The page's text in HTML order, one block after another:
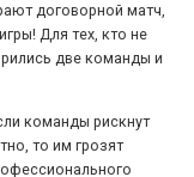
договорной матч,
Для тех, кто не
две команды и
команды рискнут
то им грозят